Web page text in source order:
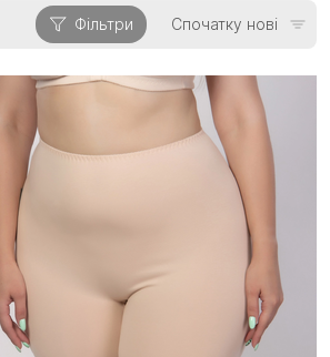
Фільтри Спочатку нові